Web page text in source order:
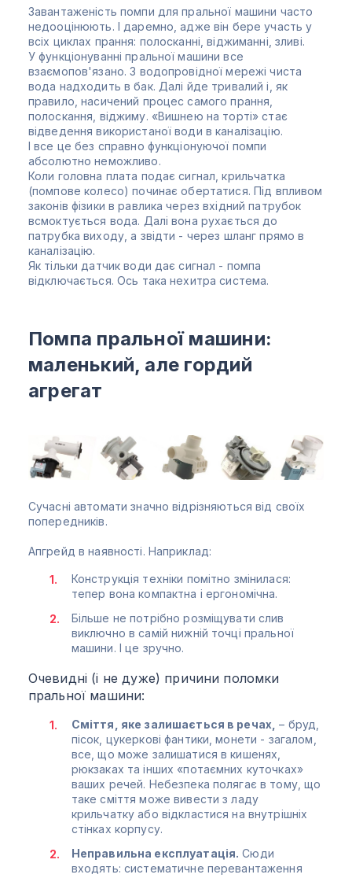
Завантаженість помпи для пральної машини часто
недооцінюють. І даремно, адже він бере участь у
всіх циклах прання: полосканні, віджиманні, зливі.
У функціонуванні пральної машини все
взаємопов'язано. З водопровідної мережі чиста
вода надходить в бак. Далі йде тривалий і, як
правило, насичений процес самого прання,
полоскання, віджиму. «Вишнею на торті» стає
відведення використаної води в каналізацію.
І все це без справно функціонуючої помпи
абсолютно неможливо.
Коли головна плата подає сигнал, крильчатка
(помпове колесо) починає обертатися. Під впливом
законів фізики в равлика через вхідний патрубок
всмоктується вода. Далі вона рухається до
патрубка виходу, а звідти - через шланг прямо в
каналізацію.
Як тільки датчик води дає сигнал - помпа
відключається. Ось така нехитра система.
Помпа пральної машини:
маленький, але гордий
агрегат
Сучасні автомати значно відрізняються від своїх
попередників.
Апгрейд в наявності. Наприклад:
Конструкція техніки помітно змінилася:
тепер вона компактна і ергономічна.
Більше не потрібно розміщувати слив
виключно в самій нижній точці пральної
машини. І це зручно.
Очевидні (і не дуже) причини поломки
пральної машини:
Сміття, яке залишається в речах, – бруд,
пісок, цукеркові фантики, монети - загалом,
все, що може залишатися в кишенях,
рюкзаках та інших «потаємних куточках»
ваших речей. Небезпека полягає в тому, що
таке сміття може вивести з ладу
крильчатку або відкластися на внутрішніх
стінках корпусу.
Неправильна експлуатація. Сюди
входять: систематичне перевантаження